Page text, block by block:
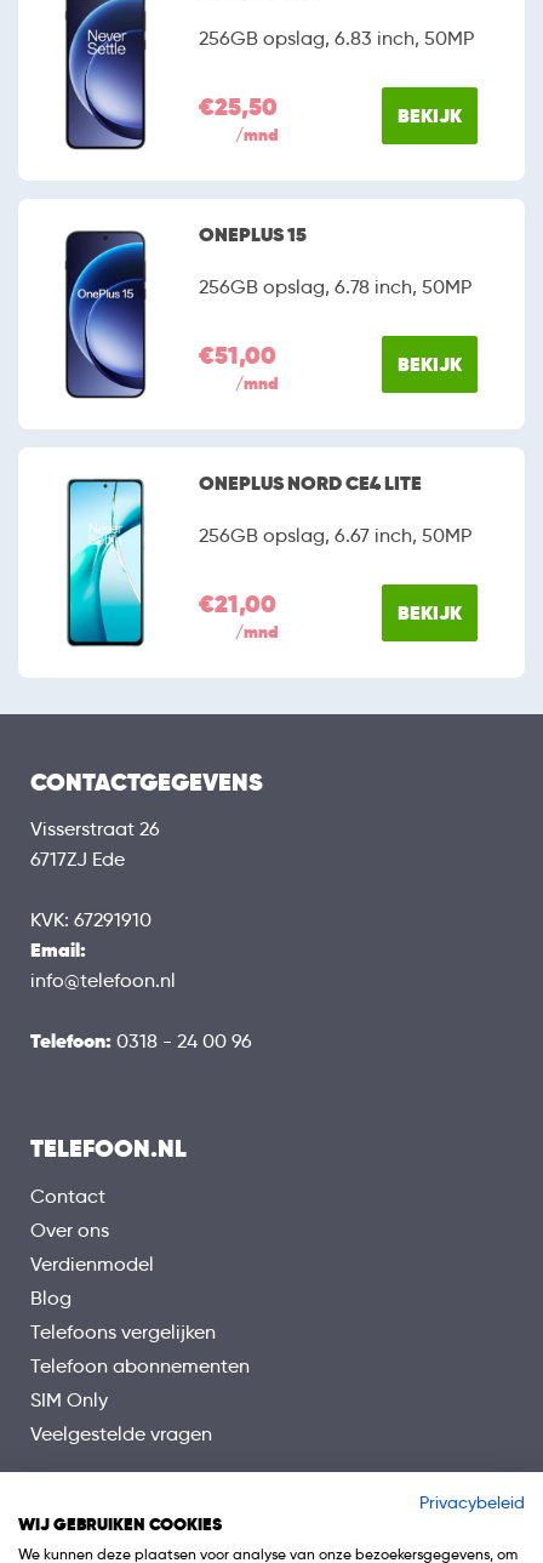
256GB opslag, 6.83 inch, 50MP
€25,50
/mnd
BEKIJK
ONEPLUS 15
256GB opslag, 6.78 inch, 50MP
€51,00
/mnd
BEKIJK
ONEPLUS NORD CE4 LITE
256GB opslag, 6.67 inch, 50MP
€21,00
/mnd
BEKIJK
Privacybeleid
WIJ GEBRUIKEN COOKIES
We kunnen deze plaatsen voor analyse van onze bezoekersgegevens, om
CONTACTGEGEVENS
Visserstraat 26
6717ZJ Ede
KVK: 67291910
Email:
info@telefoon.nl
Telefoon: 0318 - 24 00 96
TELEFOON.NL
Contact
Over ons
Verdienmodel
Blog
Telefoons vergelijken
Telefoon abonnementen
SIM Only
Veelgestelde vragen